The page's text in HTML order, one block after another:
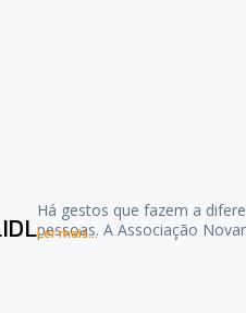
Há gestos que fazem a
pessoas. A Associação
Ler mais...